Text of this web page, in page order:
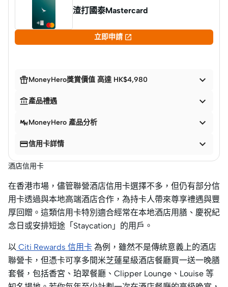
渣打國泰Mastercard
立即申請 
MoneyHero獎賞價值 高達 HK$4,980 
產品禮遇 
MoneyHero 產品分析 
信用卡詳情 
酒店信用卡
在香港市場，儘管聯營酒店信用卡選擇不多，但仍有部分信
用卡透過與本地高端酒店合作，為持卡人帶來尊享禮遇與豐
厚回贈。這類信用卡特別適合經常在本地酒店用膳、慶祝紀
念日或安排短途「Staycation」的用戶。
以 Citi Rewards 信用卡 為例，雖然不是傳統意義上的酒店
聯營卡，但憑卡可享多間米芝蓮星級酒店餐廳買一送一晚膳
套餐，包括香宮、珀翠餐廳、Clipper Lounge、Louise 等